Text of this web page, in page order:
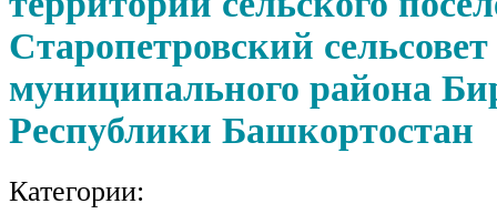
Старопетровский сельсовет
муниципального района
Республики Башкортостан
Категории: